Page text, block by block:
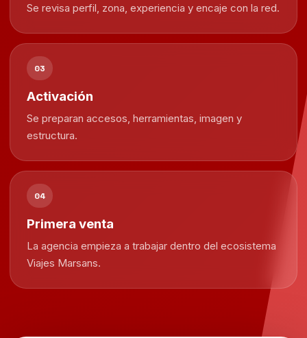
Se revisa perfil, zona, experiencia y encaje con la red.
03
Activación
Se preparan accesos, herramientas, imagen y
estructura.
04
Primera venta
La agencia empieza a trabajar dentro del ecosistema
Viajes Marsans.